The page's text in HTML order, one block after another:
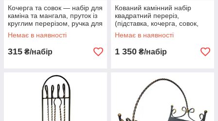
Кочерга та совок — набір для
каміна та мангала, пруток із
круглим перерізом, ручка для
підвішування
Немає в наявності
315 ₴/набір
Кований камінний набір
квадратний переріз,
(підставка, кочерга, совок,
щітка) FM-0031
Немає в наявності
1 350 ₴/набір